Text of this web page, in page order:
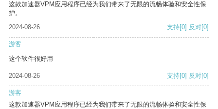
这款加速器VPM应用程序已经为我们带来了无限的流畅体验和安全性保
护。
2024-08-26
支持[0] 反对[0]
游客
这个软件很好用
2024-08-26 支持[0] 反对[0]
游客
这款加速器VPM应用程序已经为我们带来了无限的流畅体验和安全性保